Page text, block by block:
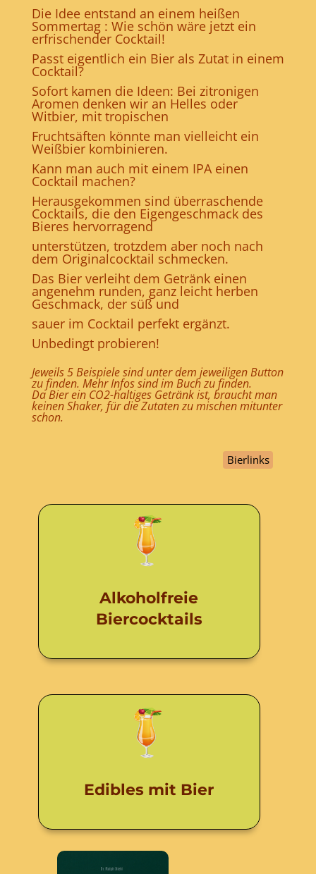
Die Idee entstand an einem heißen
Sommertag : Wie schön wäre jetzt ein
erfrischender Cocktail!
Passt eigentlich ein Bier als Zutat in einem
Cocktail?
Sofort kamen die Ideen: Bei zitronigen
Aromen denken wir an Helles oder
Witbier, mit tropischen
Fruchtsäften könnte man vielleicht ein
Weißbier kombinieren.
Kann man auch mit einem IPA einen
Cocktail machen?
Herausgekommen sind überraschende
Cocktails, die den Eigengeschmack des
Bieres hervorragend
unterstützen, trotzdem aber noch nach
dem Originalcocktail schmecken.
Das Bier verleiht dem Getränk einen
angenehm runden, ganz leicht herben
Geschmack, der süß und
sauer im Cocktail perfekt ergänzt.
Unbedingt probieren!
Jeweils 5 Beispiele sind unter dem jeweiligen Button
zu finden. Mehr Infos sind im Buch zu finden.
Da Bier ein CO2-haltiges Getränk ist, braucht man
keinen Shaker, für die Zutaten zu mischen mitunter
schon.
Bierlinks
Alkoholfreie
Biercocktails
Edibles mit Bier